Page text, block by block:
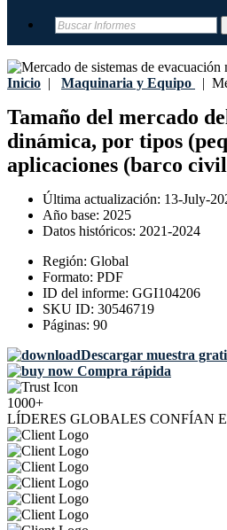
Inicio | Maquinaria y Equipo |
Tamaño del mercado
dinámica, por tipos
aplicaciones (barco
Última actualización: 13-July-
Año base: 2025
Datos históricos: 2021-2024
Región: Global
Formato: PDF
ID del informe: GGI104206
SKU ID: 30546719
Páginas: 90
Descargar muestra
Compra rápida
1000+
LÍDERES GLOBALES CONFÍAN